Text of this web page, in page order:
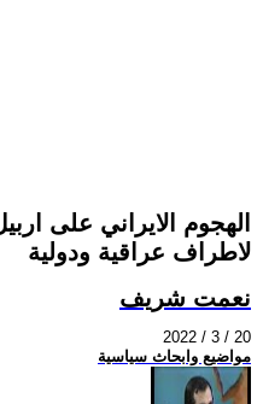
الهجوم الايراني على
لاطراف عراقية ودولية
نعمت شريف
2022 / 3 / 20
مواضيع وابحاث سياسية